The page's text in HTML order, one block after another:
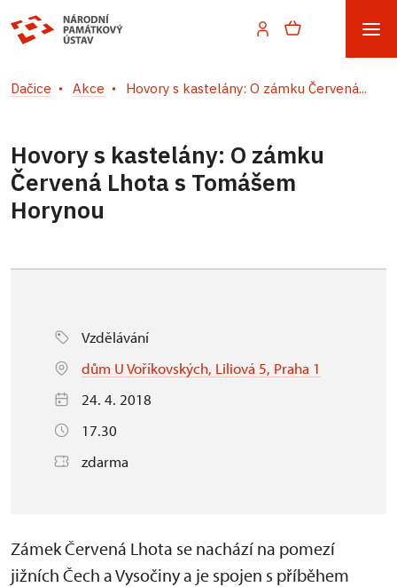
Dačice Akce Hovory s kastelány: O zámku Červená...
Hovory s kastelány: O zámku
Červená Lhota s Tomášem
Horynou
Vzdělávání
dům U Voříkovských, Liliová 5, Praha 1
24. 4. 2018
17.30
zdarma
Zámek Červená Lhota se nachází na pomezí
jižních Čech a Vysočiny a je spojen s příběhem